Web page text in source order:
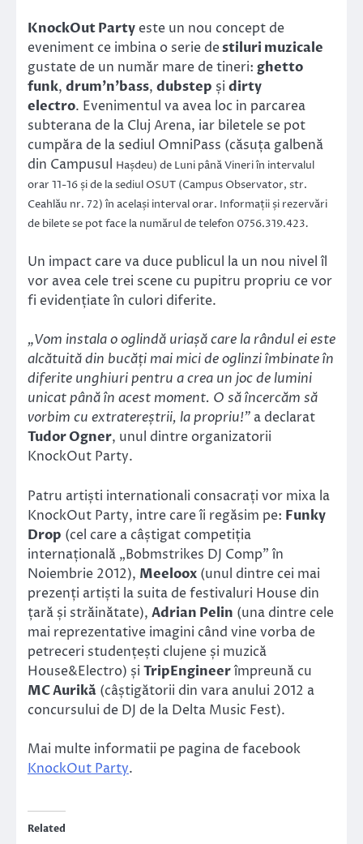
KnockOut Party este un nou concept de
eveniment ce imbina o serie destiluri muzicale
gustate de un număr mare de tineri: ghetto
funk, drum’n’bass, dubstep și dirty
electro. Evenimentul va avea loc in parcarea
subterana de la Cluj Arena, iar biletele se pot
cumpăra de la sediul OmniPass (căsuța galbenă
din Campusul Hașdeu) de Luni până Vineri în intervalul
orar 11-16 și de la sediul OSUT (Campus Observator, str.
Ceahlău nr. 72) în același interval orar. Informații și rezervări
de bilete se pot face la numărul de telefon 0756.319.423.
Un impact care va duce publicul la un nou nivel îl
vor avea cele trei scene cu pupitru propriu ce vor
fi evidențiate în culori diferite.
„Vom instala o oglindă uriașă care la rândul ei este
alcătuită din bucăți mai mici de oglinzi îmbinate în
diferite unghiuri pentru a crea un joc de lumini
unicat până în acest moment. O să încercăm să
vorbim cu extratereștrii, la propriu!” a declarat
Tudor Ogner, unul dintre organizatorii
KnockOut Party.
Patru artiști internationali consacrați vor mixa la
KnockOut Party, intre care îi regăsim pe: Funky
Drop (cel care a câștigat competiția
internațională „Bobmstrikes DJ Comp” în
Noiembrie 2012), Meeloox (unul dintre cei mai
prezenți artiști la suita de festivaluri House din
țară și străinătate), Adrian Pelin (una dintre cele
mai reprezentative imagini când vine vorba de
petreceri studențești clujene și muzică
House&Electro) și TripEngineerîmpreună cu
MC Aurikă (câștigătorii din vara anului 2012 a
concursului de DJ de la Delta Music Fest).
Mai multe informatii pe pagina de facebook
KnockOut Party.
Related